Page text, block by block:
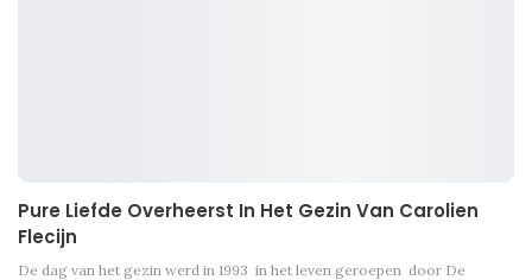
Pure Liefde Overheerst In Het Gezin Van Carolien
Flecijn
De dag van het gezin werd in 1993 in het leven geroepen door De